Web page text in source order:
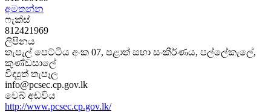
අමතන්න
ෆැක්ස්
812421969
ලිපිනය
තැපැල් පෙට්ටිය අංක 07, පළාත් සභා සංකීර්ණය, පල්ලේකැලේ,
කුණ්ඩසාලේ
විද්‍යුත් තැපෑල
info@pcsec.cp.gov.lk
වෙබ් අඩවිය
http://www.pcsec.cp.gov.lk/